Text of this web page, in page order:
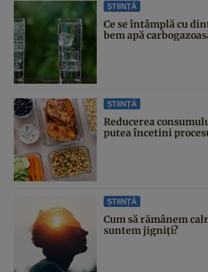
ȘTIINȚĂ
Ce se întâmplă cu
bem apă
ȘTIINȚĂ
Reducerea
putea încetini
ȘTIINȚĂ
Cum să rămânem
suntem jigniți?